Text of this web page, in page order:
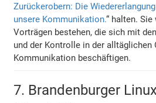
Zurückerobern: Die
unsere Kommunikation.“ halten.
Vorträgen bestehen, die sich mit
und der Kontrolle in der alltäglichen
Kommunikation beschäftigen.
7. Brandenburger